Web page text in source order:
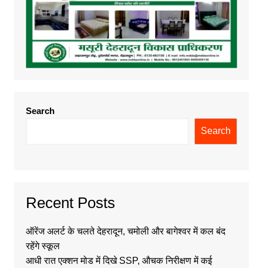
Search
Search
Recent Posts
ऑरेंज अलर्ट के चलते देहरादून, चमोली और बागेश्वर में कल बंद
रहेंगे स्कूल
आधी रात एक्शन मोड में दिखे SSP, औचक निरीक्षण में कई